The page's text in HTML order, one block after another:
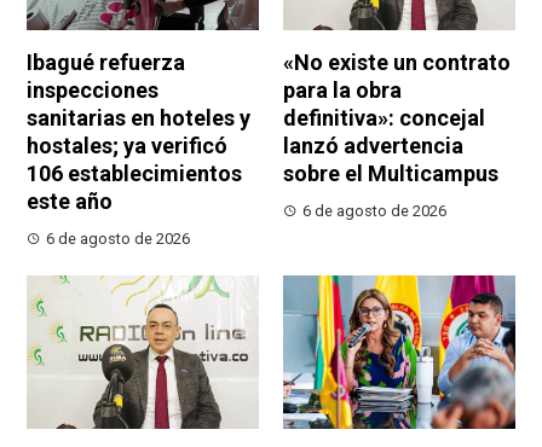
Ibagué refuerza
inspecciones
sanitarias en hoteles y
hostales; ya verificó
106 establecimientos
este año
6 de agosto de 2026
«No existe un contrato
para la obra
definitiva»: concejal
lanzó advertencia
sobre el Multicampus
6 de agosto de 2026